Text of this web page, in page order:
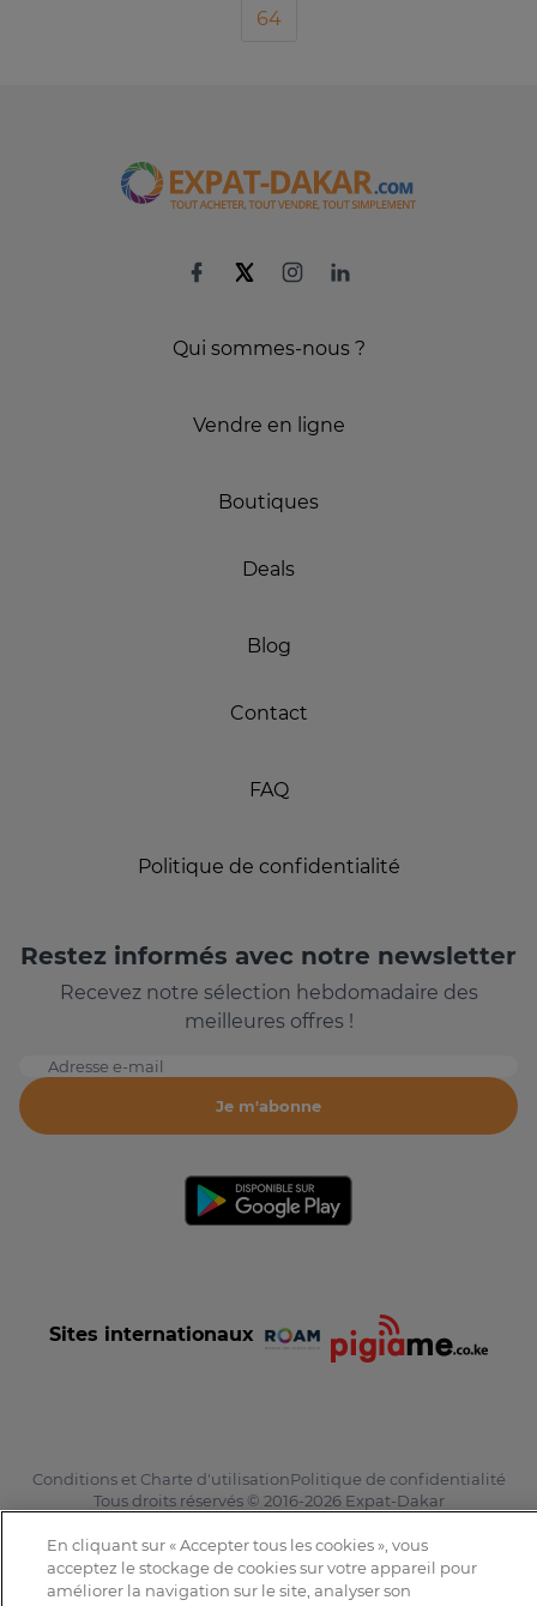
64
Qui sommes-nous ?
Vendre en ligne
Boutiques
Deals
Blog
Contact
FAQ
Politique de confidentialité
Restez informés avec notre newsletter
Recevez notre sélection hebdomadaire des
meilleures offres !
Adresse e-mail
Je m'abonne
Sites internationaux
Conditions et Charte d'utilisationPolitique de confidentialité
Tous droits réservés © 2016-2026 Expat-Dakar
En cliquant sur « Accepter tous les cookies », vous
acceptez le stockage de cookies sur votre appareil pour
améliorer la navigation sur le site, analyser son